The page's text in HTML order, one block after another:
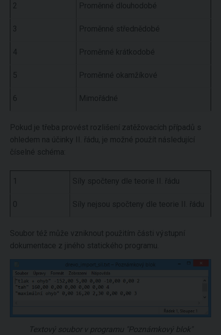
2 Proměnné dlouhodobé
3 Proměnné střednědobé
4 Proměnné krátkodobé
5 Proměnné okamžíkové
6 Mimořádné
Pokud je třeba provést rozlišení zatěžovacích případů s
ohledem na účinky II. řádu, je možné použít následující
číselné schéma:
1 Síly spočteny dle teorie II. řádu
0 Síly nejsou spočteny dle teorie II. řádu
Soubor též může vzniknout použitím části výstupní
dokumentace z jiného statického programu.
Textový soubor v programu "Poznámkový blok"